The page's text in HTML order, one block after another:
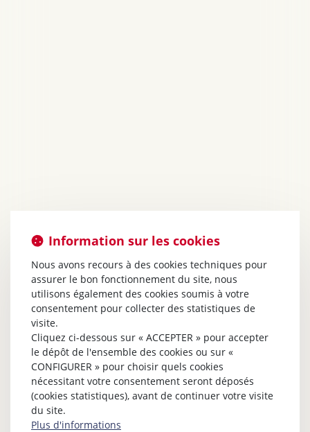
Information sur les cookies
Nous avons recours à des cookies techniques pour
assurer le bon fonctionnement du site, nous
utilisons également des cookies soumis à votre
consentement pour collecter des statistiques de
visite.
Cliquez ci-dessous sur « ACCEPTER » pour accepter
le dépôt de l'ensemble des cookies ou sur «
CONFIGURER » pour choisir quels cookies
nécessitant votre consentement seront déposés
(cookies statistiques), avant de continuer votre visite
du site.
Plus d'informations